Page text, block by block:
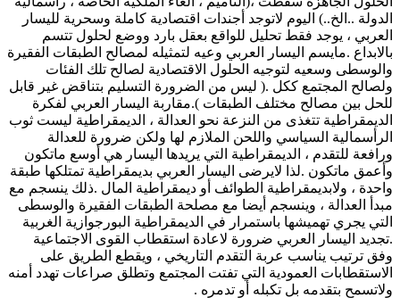
الدولة ..الخ..) اليوم لاتوجد أجندات اقتصادية كاملة وسحرية لليسار
العربي ، يوجد فقط تحليل للواقع بعقل بارد ووضع لحلول تتسم
بالابداع .مايسم اليسار العربي وعيه لتمثيله لمصالح الطبقات الفقيرة
والوسطى وسعيه لتوجيه الحلول الاقتصادية لصالح تلك الفئات
ولصالح المجتمع ككل .( ليس من الضرورة التسليم بتناقض غير قابل
للحل بين مصالح مختلف الطبقات ).مقاربة اليسار العربي لفكرة
الديمقراطية تتغذى من النزعة نحو العدالة ، الديمقراطية ليست ثوب
الرأسمالية السياسي واللحن الملازم لها ولكن ضرورة للعدالة
ورافعة للتقدم ، الديمقراطية التي يريدها اليسار هي أوسع ماتكون
وأعمق ماتكون .لذا لايرضى اليسار العربي بديمقراطية تمتلكها طبقة
واحدة ، ولابديمقراطية الطوائف أو ديمقراطية المال .ذلك ينسجم مع
مبدأ العدالة ، وينسجم أيضا مع مصلحة الطبقات الفقيرة والوسطى
التي يجري تهميشها باستمرار في الديمقراطية البورجوازية الغربية
.تجديد اليسار العربي ضرورة لاعادة استقطاب القوى الاجتماعية
وفق ترتيب يناسب عربة التقدم التاريخي ، ويقطع الطريق على
الاستقطابات العمودية التي تفتت المجتمع وتطلق صراعات تهدد أمنه
ولاتسمح بتقدمه بل تكبله أو تدمره .